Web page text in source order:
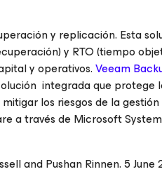
y replicación. Esta
y RTO (tiempo
y operativos.Veeam
integrada que protege
los riesgos de la gestión
a través de Microsoft
and Pushan Rinnen. 5 June